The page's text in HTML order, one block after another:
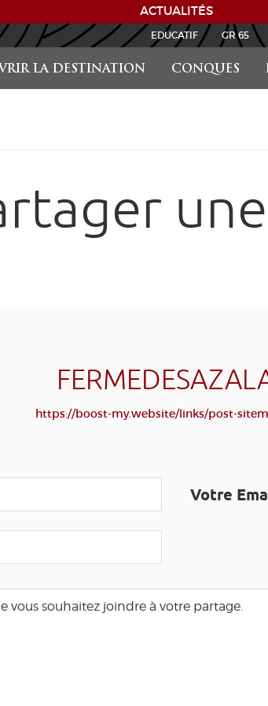
ACTUALITÉS
LA DESTINATION CONQUES
EDUCATIF GR 65
https://boost-my.website/links/post-
Votre